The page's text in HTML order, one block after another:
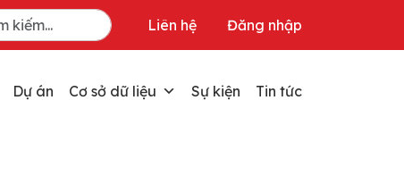
Liên hệ Đăng nhập
Dự án Cơ sở dữ liệu Sự kiện Tin tức